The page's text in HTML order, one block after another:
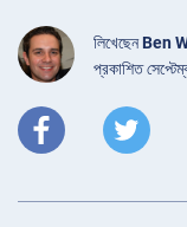
লিখেছেনBen
প্রকাশিত